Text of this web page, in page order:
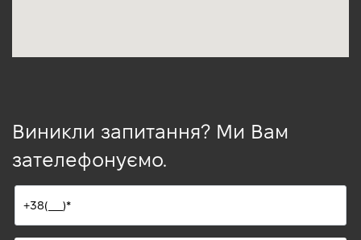
Виникли запитання? Ми Вам
зателефонуємо.